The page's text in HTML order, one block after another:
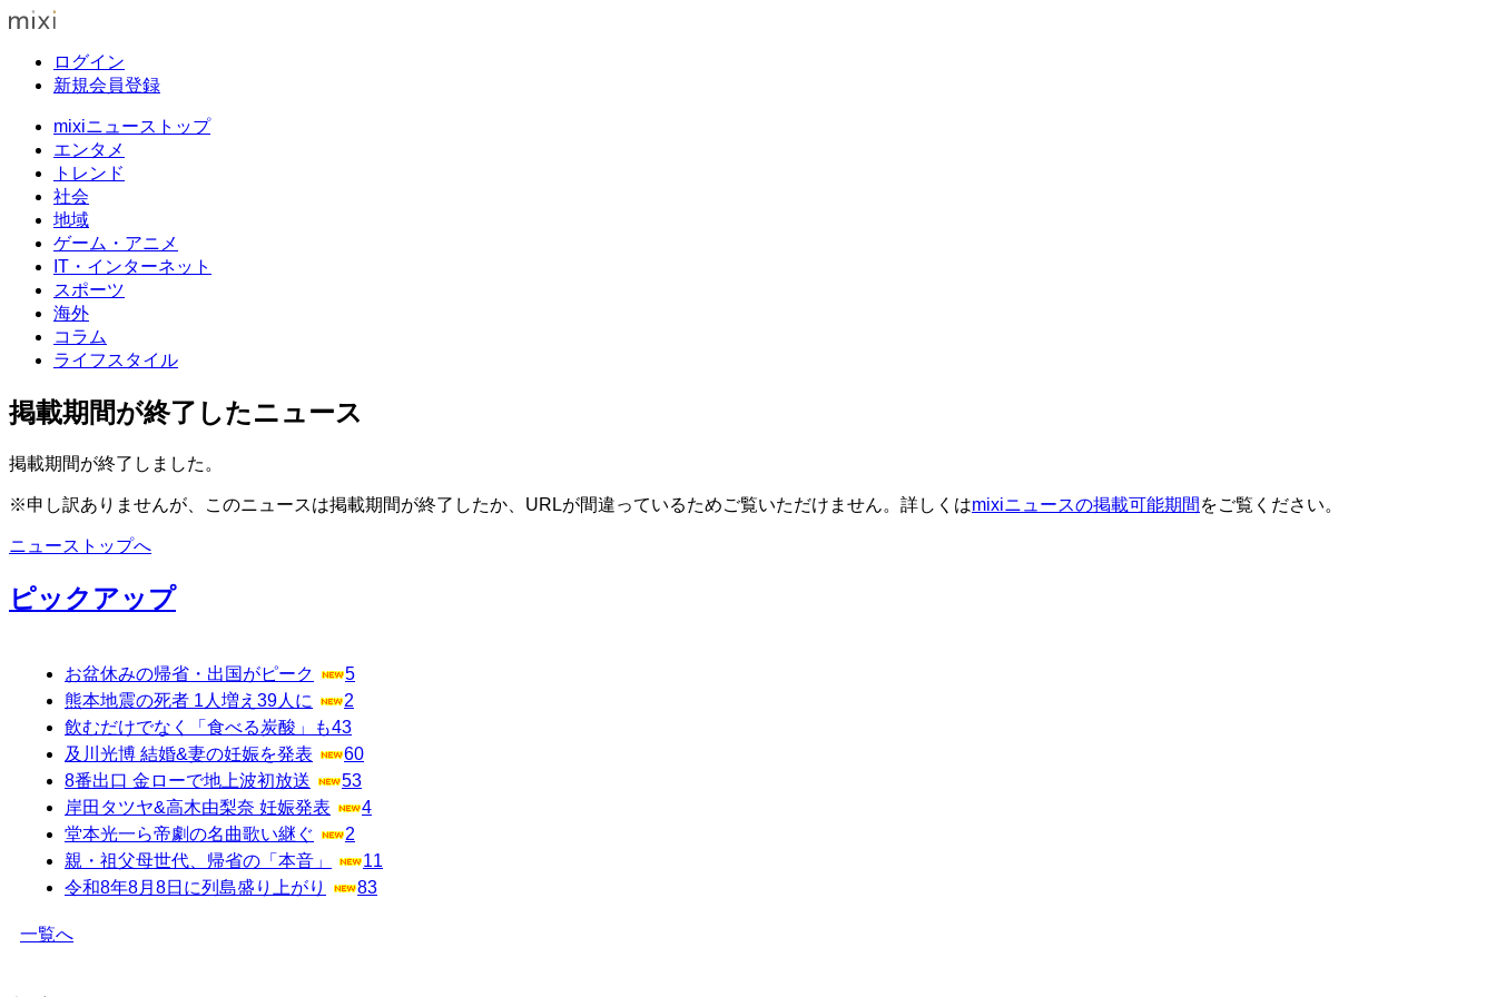
ログイン
新規会員登録
mixiニューストップ
エンタメ
トレンド
社会
地域
ゲーム・アニメ
IT・インターネット
スポーツ
海外
コラム
ライフスタイル
掲載期間が終了したニュース
掲載期間が終了しました。
※申し訳ありませんが、このニュースは掲載期間が終了したか、URLが間違っているためご覧いただけません。詳しくはmixiニュースの掲載可能期間 をご覧ください。
ニューストップへ
ピックアップ
お盆休みの帰省・出国がピーク
5
熊本地震の死者 1人増え39人に
2
飲むだけでなく「食べる炭酸」も43
及川光博 結婚&妻の妊娠を発表
60
8番出口 金ローで地上波初放送
53
岸田タツヤ&高木由梨奈 妊娠発表
4
堂本光一ら帝劇の名曲歌い継ぐ
2
親・祖父母世代、帰省の「本音」
11
令和8年8月8日に列島盛り上がり
83
一覧へ